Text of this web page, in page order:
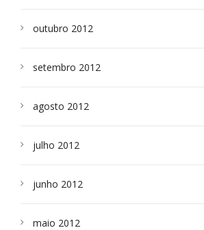
outubro 2012
setembro 2012
agosto 2012
julho 2012
junho 2012
maio 2012